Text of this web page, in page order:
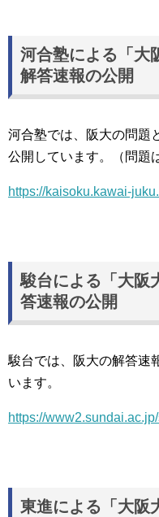
河合塾による「大
解答速報の公開
河合塾では、阪大の問題
公開しています。（問題
https://kaisoku.kawai-
駿台による「大阪
答速報の公開
駿台では、阪大の解答速
います。
https://
東進による「大阪